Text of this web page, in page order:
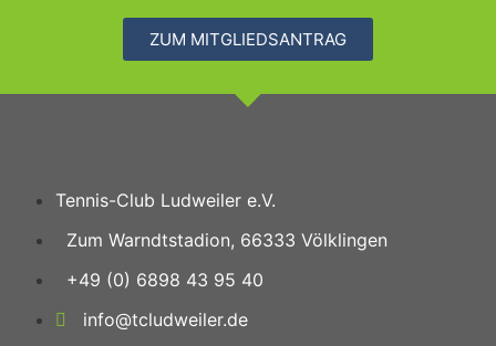
ZUM MITGLIEDSANTRAG
Tennis-Club Ludweiler e.V.
Zum Warndtstadion, 66333 Völklingen
+49 (0) 6898 43 95 40
info@tcludweiler.de